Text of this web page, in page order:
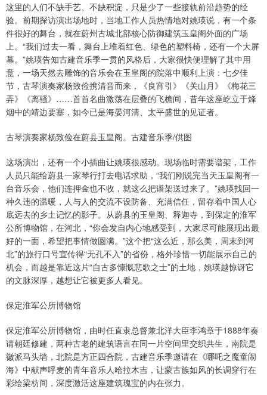
这里的人们不缺手艺、不缺积淀，只是少了一些接轨前沿趋势的经
验。前期探访演出场地时，当地工作人员热情地对姚瑛说，有一个条
件很好的舞台，就在蔚州古城北部核心防御建筑玉皇阁外面的广场
上。“我们过去一看，舞台上堆着红色、绿色的塑料椅，还有一个大屏
幕。”姚瑛告知古建音乐季一贯的风格后，大家很快便理解了其中用
意，一场天然去雕饰的音乐会在玉皇阁的院落中顺利上演：七夕佳
节，古琴演奏家杨致俭携清音而来，《良宵引》《关山月》《梅花三
弄》《离骚》……首首名曲激荡在层叠的飞檐间，昔年这座屹立于烽
烟中的靖边要塞，如今已是海晏河清、太平盛世的见证者。
古琴演奏家杨致俭在蔚县玉皇阁。古建音乐季/供图
这场演出，还有一个小插曲让姚瑛很感动。现场临时需要谱架，工作
人员只能给蔚县一家琴行打去电话求助，“我们刚说完当天玉皇阁有一
台音乐会，他们连押金也不收，就这么把谱架送过来了。”姚瑛找回一
种久违的温暖，人与人的交流不设防备、充满信任，留存着中国人心
底远去的乡土记忆的影子。从蔚县的玉皇阁、释迦寺，到保定的淮军
公所博物馆，在河北，“你会发自内心地感受到，大家尽可能展现出最
好的一面，希望把事情做圆满。”这个把“这么近，那么美，周末到河
北”的旅行口号宣传得“无孔不入”的省份，格外珍惜一切能展示自己的
机会，而越是靠近这片“自古多慷慨悲歌之士”的土地，姚瑛越惊讶它
的文脉深厚，越想让它被更多人看见。
保定淮军公所博物馆
保定淮军公所博物馆，由时任直隶总督兼北洋大臣李鸿章于1888年奏
请朝廷修建，两种古老的建筑语言在同一片空间里交织共生，南院是
徽派马头墙，北院是方正四合院，古建音乐季邀请在《哪吒之魔童闹
海》中献声呼麦的青年音乐人哈拉木吉，让蒙古族如风的长调穿行在
彩绘梁枋间，深度激活这座建筑瑰宝的内在张力。